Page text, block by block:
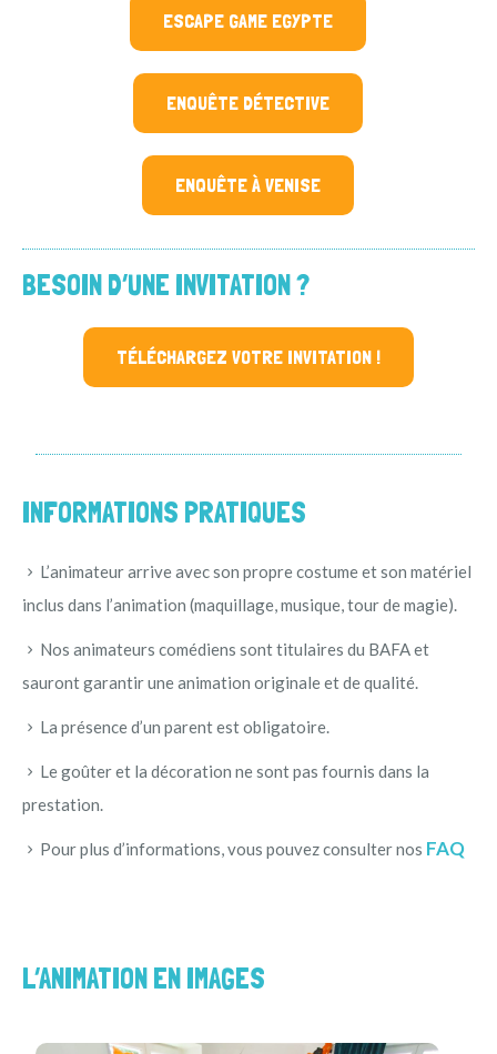
ESCAPE GAME EGYPTE
ENQUÊTE DÉTECTIVE
ENQUÊTE À VENISE
BESOIN D’UNE INVITATION ?
TÉLÉCHARGEZ VOTRE INVITATION !
INFORMATIONS PRATIQUES
L’animateur arrive avec son propre costume et son matériel
inclus dans l’animation (maquillage, musique, tour de magie).
Nos animateurs comédiens sont titulaires du BAFA et
sauront garantir une animation originale et de qualité.
La présence d’un parent est obligatoire.
Le goûter et la décoration ne sont pas fournis dans la
prestation.
Pour plus d’informations, vous pouvez consulter nos FAQ
L’ANIMATION EN IMAGES